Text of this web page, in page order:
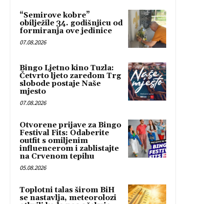
“Semirove kobre”
obilježile 34. godišnjicu od
formiranja ove jedinice
07.08.2026
Bingo Ljetno kino Tuzla:
Četvrto ljeto zaredom Trg
slobode postaje Naše
mjesto
07.08.2026
Otvorene prijave za Bingo
Festival Fits: Odaberite
outfit s omiljenim
influencerom i zablistajte
na Crvenom tepihu
05.08.2026
Toplotni talas širom BiH
se nastavlja, meteorolozi